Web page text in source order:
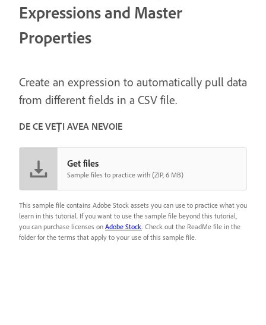
Expressions and Master
Properties
Create an expression to automatically pull data
from different fields in a CSV file.
DE CE VEȚI AVEA NEVOIE
Get files
Sample files to practice with (ZIP, 6 MB)
This sample file contains Adobe Stock assets you can use to practice what you
learn in this tutorial. If you want to use the sample file beyond this tutorial,
you can purchase licenses on Adobe Stock . Check out the ReadMe file in the
folder for the terms that apply to your use of this sample file.